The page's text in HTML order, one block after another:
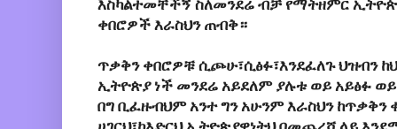
እስካልተመቸችኝ ስለመንደሬ ብቻ የማትዘምር
ቀበሮዎች እራስህን ጠብቅ።
ጥቃቅን ቀበሮዎቹ ሲጮሁ፣ሲፅፉ፣እንደፈለጉ ህዝብን
ኢትዮጵያ ነች መንደሬ አይደለም ያሉቱ ወይ አይፅፉ
በግ ቢፈዙብህም አንተ ግን አሁንም እራስህን ከጥቃቅን